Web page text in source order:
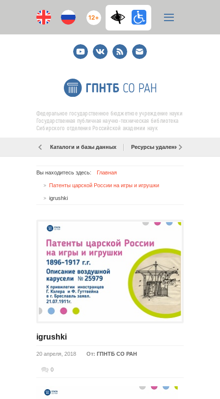
12+
YoutubeВКонтакте
RSS
E-
mail
подписка
Федеральное государственное бюджетное учреждение науки
Государственная публичная научно-техническая библиотека
Сибирского отделения Российской академии наук
Каталоги и базы данных Ресурсы удаленного доступа
Вы находитесь здесь: Главная
Патенты царской России на игры и игрушки
igrushki
igrushki
20 апреля, 2018 От: ГПНТБ СО РАН
0